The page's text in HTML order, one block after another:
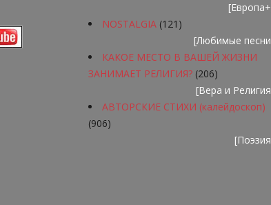
[Европа+
NOSTALGIA (121)
[Любимые песни
КАКОЕ МЕСТО В ВАШЕЙ ЖИЗНИ
ЗАНИМАЕТ РЕЛИГИЯ? (206)
[Вера и Религия
АВТОРСКИЕ СТИХИ (калейдоскоп)
(906)
[Поэзия